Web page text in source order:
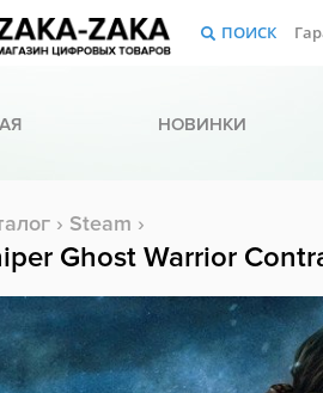
ПОИСК
НОВИНКИ
› Steam ›
Ghost Warrior